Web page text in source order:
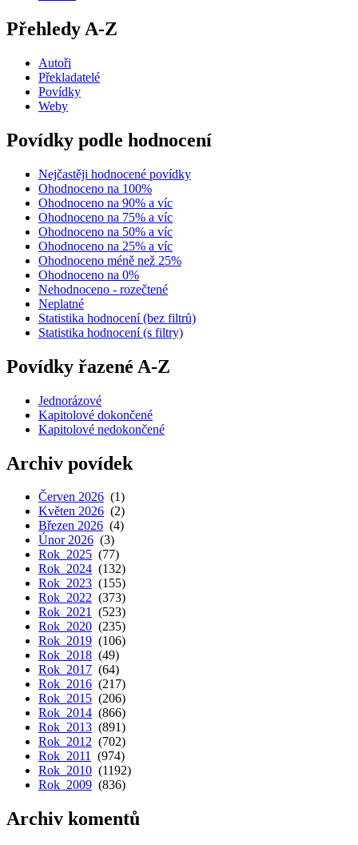
Přehledy A-Z
Autoři
Překladatelé
Povídky
Weby
Povídky podle hodnocení
Nejčastěji hodnocené povídky
Ohodnoceno na 100%
Ohodnoceno na 90% a víc
Ohodnoceno na 75% a víc
Ohodnoceno na 50% a víc
Ohodnoceno na 25% a víc
Ohodnoceno méně než 25%
Ohodnoceno na 0%
Nehodnoceno - rozečtené
Neplatné
Statistika hodnocení (bez filtrů)
Statistika hodnocení (s filtry)
Povídky řazené A-Z
Jednorázové
Kapitolové dokončené
Kapitolové nedokončené
Archiv povídek
Červen 2026 (1)
Květen 2026 (2)
Březen 2026 (4)
Únor 2026 (3)
Rok 2025 (77)
Rok 2024 (132)
Rok 2023 (155)
Rok 2022 (373)
Rok 2021 (523)
Rok 2020 (235)
Rok 2019 (106)
Rok 2018 (49)
Rok 2017 (64)
Rok 2016 (217)
Rok 2015 (206)
Rok 2014 (866)
Rok 2013 (891)
Rok 2012 (702)
Rok 2011 (974)
Rok 2010 (1192)
Rok 2009 (836)
Archiv komentů